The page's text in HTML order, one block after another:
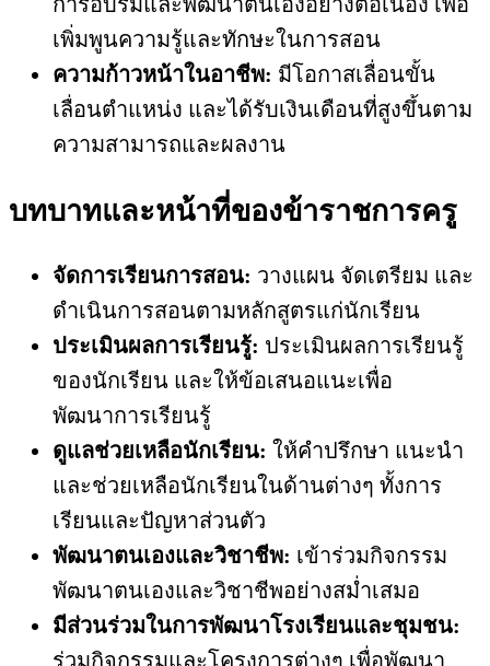
การอบรมและพัฒนาตนเองอย่างต่อเนื่อง เพื่อ
เพิ่มพูนความรู้และทักษะในการสอน
ความก้าวหน้าในอาชีพ: มีโอกาสเลื่อนขั้น
เลื่อนตำแหน่ง และได้รับเงินเดือนที่สูงขึ้นตาม
ความสามารถและผลงาน
บทบาทและหน้าที่ของข้าราชการครู
จัดการเรียนการสอน: วางแผน จัดเตรียม และ
ดำเนินการสอนตามหลักสูตรแก่นักเรียน
ประเมินผลการเรียนรู้: ประเมินผลการเรียนรู้
ของนักเรียน และให้ข้อเสนอแนะเพื่อ
พัฒนาการเรียนรู้
ดูแลช่วยเหลือนักเรียน: ให้คำปรึกษา แนะนำ
และช่วยเหลือนักเรียนในด้านต่างๆ ทั้งการ
เรียนและปัญหาส่วนตัว
พัฒนาตนเองและวิชาชีพ: เข้าร่วมกิจกรรม
พัฒนาตนเองและวิชาชีพอย่างสม่ำเสมอ
มีส่วนร่วมในการพัฒนาโรงเรียนและชุมชน:
ร่วมกิจกรรมและโครงการต่างๆ เพื่อพัฒนา